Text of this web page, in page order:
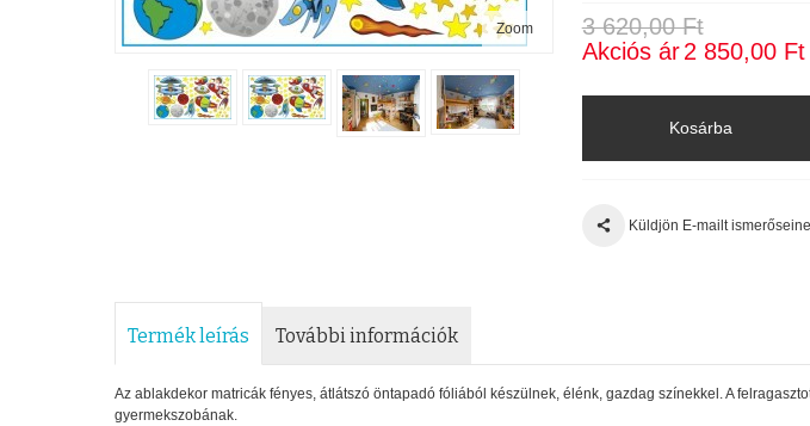
Zoom
3 620,00 Ft
Akciós ár2 850,00 Ft
Kosárba
Küldjön E-mailt
Termék leírás További információk
Az ablakdekor matricák fényes, átlátszó öntapadó fóliából készülnek, élénk, gazdag színekkel. A
gyermekszobának.